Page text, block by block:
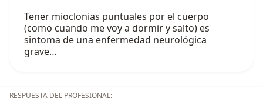
Tener mioclonias puntuales por el cuerpo
(como cuando me voy a dormir y salto) es
sintoma de una enfermedad neurológica
grave…
RESPUESTA DEL PROFESIONAL: